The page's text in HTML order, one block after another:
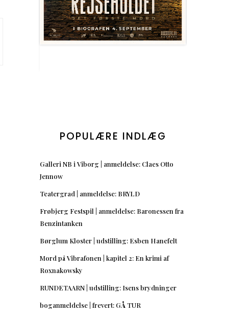
POPULÆRE INDLÆG
Galleri NB i Viborg | anmeldelse: Claes Otto
Jennow
Teatergrad | anmeldelse: BRYLD
Frøbjerg Festspil | anmeldelse: Baronessen fra
Benzintanken
Børglum Kloster | udstilling: Esben Hanefelt
Mord på Vibrafonen | kapitel 2: En krimi af
Roxnakowsky
RUNDETAARN | udstilling: Isens brydninger
boganmeldelse | frevert: GÅ TUR